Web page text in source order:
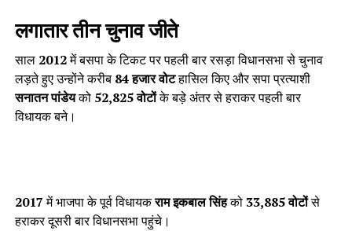
लगातार तीन चुनाव जीते
साल 2012में बसपा के टिकट पर पहली बार रसड़ा विधानसभा से चुनाव
लड़ते हुए उन्होंने करीब 84 हजार वोटहासिल किए और सपा प्रत्याशी
सनातन पांडेयको 52,825 वोटोंके बड़े अंतर से हराकर पहली बार
विधायक बने।
2017में भाजपा के पूर्व विधायकराम इकबाल सिंहको 33,885 वोटोंसे
हराकर दूसरी बार विधानसभा पहुंचे।